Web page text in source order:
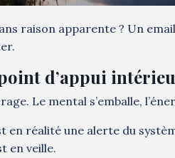
raison apparente ? Un
d’appui
Le mental s’emballe,
réalité une alerte du
en veille.